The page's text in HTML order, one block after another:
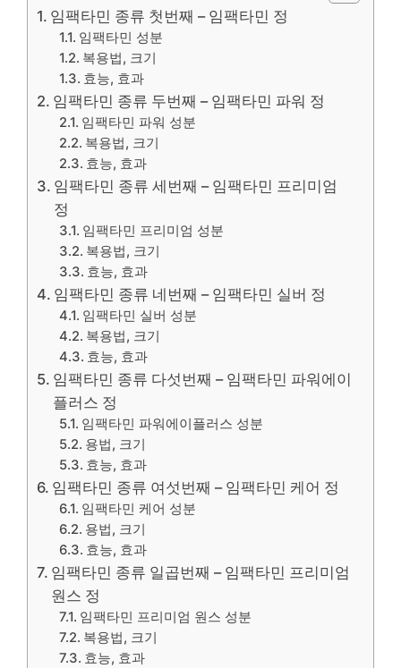
임팩타민 종류 첫번째 – 임팩타민 정
임팩타민 성분
복용법, 크기
효능, 효과
임팩타민 종류 두번째 – 임팩타민 파워 정
임팩타민 파워 성분
복용법, 크기
효능, 효과
임팩타민 종류 세번째 – 임팩타민 프리미엄
정
임팩타민 프리미엄 성분
복용법, 크기
효능, 효과
임팩타민 종류 네번째 – 임팩타민 실버 정
임팩타민 실버 성분
복용법, 크기
효능, 효과
임팩타민 종류 다섯번째 – 임팩타민 파워에이
플러스 정
임팩타민 파워에이플러스 성분
용법, 크기
효능, 효과
임팩타민 종류 여섯번째 – 임팩타민 케어 정
임팩타민 케어 성분
용법, 크기
효능, 효과
임팩타민 종류 일곱번째 – 임팩타민 프리미엄
원스 정
임팩타민 프리미엄 원스 성분
복용법, 크기
효능, 효과